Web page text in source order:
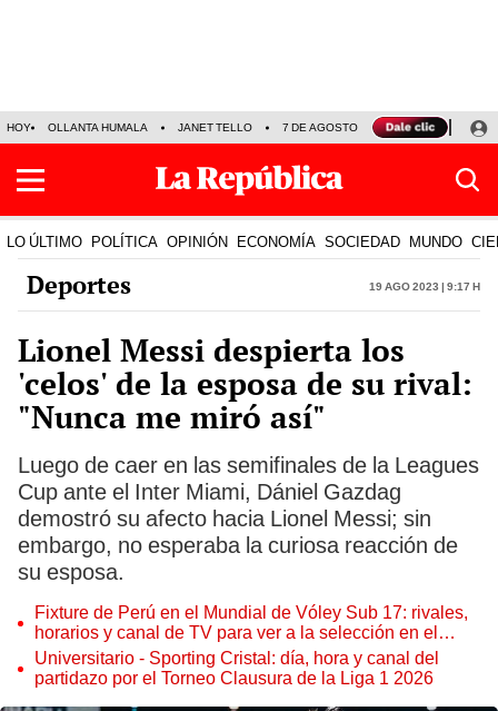
HOY OLLANTA HUMALA JANET TELLO 7 DE AGOSTO TINKA RESULTADOS
LO ÚLTIMO POLÍTICA OPINIÓN ECONOMÍA SOCIEDAD MUNDO
Deportes 19 Ago 2023 | 9:17 h
Lionel Messi despierta los
'celos' de la esposa de su rival:
"Nunca me miró así"
Luego de caer en las semifinales de la Leagues
Cup ante el Inter Miami, Dániel Gazdag
demostró su afecto hacia Lionel Messi; sin
embargo, no esperaba la curiosa reacción de
su esposa.
Fixture de Perú en el Mundial de Vóley Sub 17: rivales,
horarios y canal de TV para ver a la selección en el
torneo
Universitario - Sporting Cristal: día, hora y canal del
partidazo por el Torneo Clausura de la Liga 1 2026